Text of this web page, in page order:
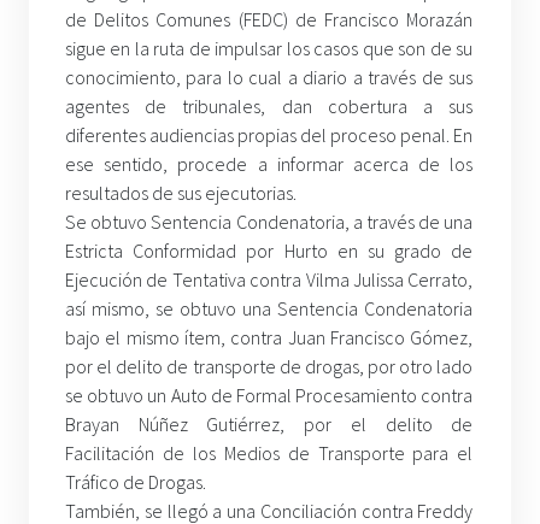
de Delitos Comunes (FEDC) de Francisco Morazán
sigue en la ruta de impulsar los casos que son de su
conocimiento, para lo cual a diario a través de sus
agentes de tribunales, dan cobertura a sus
diferentes audiencias propias del proceso penal. En
ese sentido, procede a informar acerca de los
resultados de sus ejecutorias.
Se obtuvo Sentencia Condenatoria, a través de una
Estricta Conformidad por Hurto en su grado de
Ejecución de Tentativa contra Vilma Julissa Cerrato,
así mismo, se obtuvo una Sentencia Condenatoria
bajo el mismo ítem, contra Juan Francisco Gómez,
por el delito de transporte de drogas, por otro lado
se obtuvo un Auto de Formal Procesamiento contra
Brayan Núñez Gutiérrez, por el delito de
Facilitación de los Medios de Transporte para el
Tráfico de Drogas.
También, se llegó a una Conciliación contra Freddy